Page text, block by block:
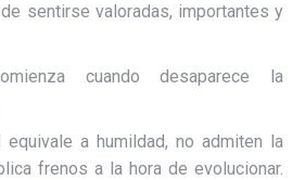
sentirse valoradas, importantes y
cuando desaparece la
equivale a humildad, no admiten la
frenos a la hora de evolucionar.